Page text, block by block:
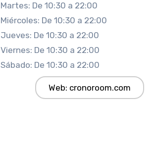
Martes: De 10:30 a 22:00
Miércoles: De 10:30 a 22:00
Jueves: De 10:30 a 22:00
Viernes: De 10:30 a 22:00
Sábado: De 10:30 a 22:00
Web: cronoroom.com